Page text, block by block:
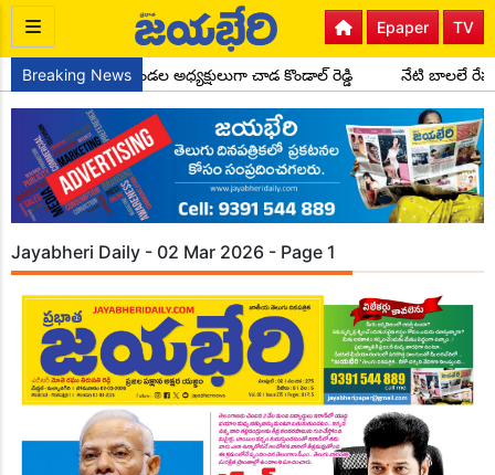
TV
Epaper
Breaking News
పార్టీ సైదాపూర్ మండల అధ్యక్షులుగా చాడ కొండాల్ రెడ్డి నేటి బాలలే
Jayabheri Daily - 02 Mar 2026 - Page 1